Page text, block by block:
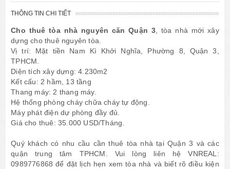
THÔNG TIN CHI TIẾT
Cho thuê tòa nhà nguyên căn Quận 3, tòa nhà mới xây
dựng cho thuê nguyên tòa.
Vị trí: Mặt tiền Nam Kì Khởi Nghĩa, Phường 8, Quận 3,
TPHCM.
Diện tích xây dựng: 4.230m2
Kết cấu: 2 hầm, 13 tầng
Thang máy: 2 thang máy.
Hệ thống phòng cháy chữa cháy tự động.
Máy phát điện dự phòng đầy đủ.
Giá cho thuê: 35.000 USD/Tháng.
Quý khách có nhu cầu cần thuê tòa nhà tại Quận 3 và các
quận trung tâm TPHCM. Vui lòng liên hệ VNREAL:
0989776868 để đặt lịch hẹn xem tòa nhà và biết rõ điều kiện